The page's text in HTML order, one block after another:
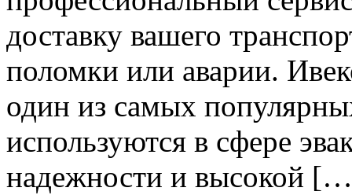
доставку вашего
поломки или аварии.
один из самых
используются в сфере
надежности и высокой